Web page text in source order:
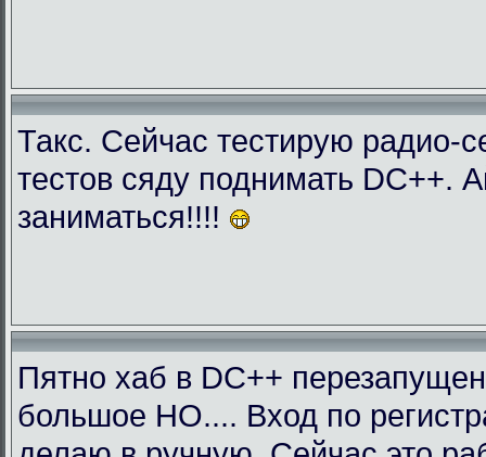
Такс. Сейчас тестирую радио-
тестов сяду поднимать DC++.
заниматься!!!!
Пятно хаб в DC++
большое НО.... Вход по